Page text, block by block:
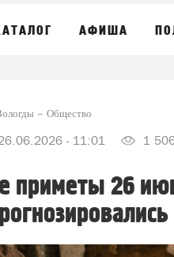
АФИША
Общество
- 11:01 1
приметы 26